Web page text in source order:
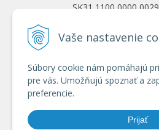
Vaše nastavenie
Súbory cookie nám pomáhajú
pre vás. Umožňujú spoznať a
preferencie.
Prijať
SK31 1100 0000
Obchodné
Ochrana
Doprava a
Registrácia